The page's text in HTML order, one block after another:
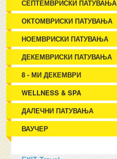
СЕПТЕМВРИСКИ ПАТУВАЊА
ОКТОМВРИСКИ ПАТУВАЊА
НОЕМВРИСКИ ПАТУВАЊА
ДЕКЕМВРИСКИ ПАТУВАЊА
8 - МИ ДЕКЕМВРИ
WELLNESS & SPA
ДАЛЕЧНИ ПАТУВАЊА
ВАУЧЕР